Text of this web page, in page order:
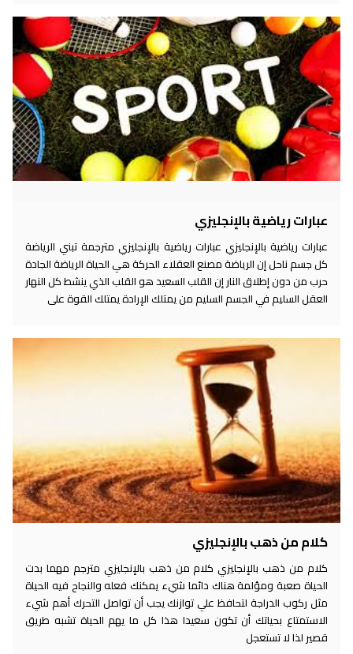
عبارات رياضية بالإنجليزي
عبارات رياضية بالإنجليزي عبارات رياضية بالإنجليزي مترجمة تبني الرياضة
كل جسم ناحل إن الرياضة مصنع العقلاء الحركة هي الحياة الرياضة الجادة
حرب من دون إطلاق النار إن القلب السعيد هو القلب الذي ينشط كل النهار
العقل السليم في الجسم السليم من يمتلك الإرادة يمتلك القوة على
كلام من ذهب بالإنجليزي
كلام من ذهب بالإنجليزي كلام من ذهب بالإنجليزي مترجم مهما بدت
الحياة صعبة ومؤلمة هناك دائما شيء يمكنك فعله والنجاح فيه الحياة
مثل ركوب الدراجة لتحافظ علي توازنك يجب أن تواصل التحرك أهم شيء
الاستمتاع بحياتك أن تكون سعيدا هذا كل ما يهم الحياة تشبه طريق
قصير لذا لا تستعجل